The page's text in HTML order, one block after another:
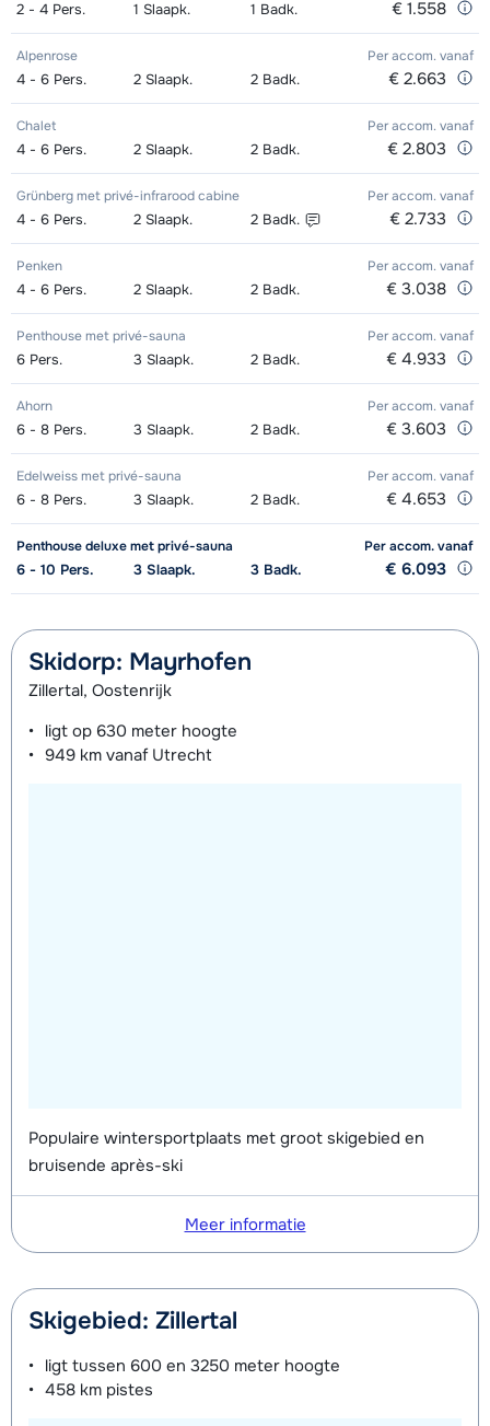
2 - 4 Pers. 1 Slaapk. 1 Badk. € 1.558
Alpenrose Per accom. vanaf
4 - 6 Pers. 2 Slaapk. 2 Badk. € 2.663
Chalet Per accom. vanaf
4 - 6 Pers. 2 Slaapk. 2 Badk. € 2.803
Grünberg met privé-infrarood cabine Per accom. vanaf
4 - 6 Pers. 2 Slaapk. 2 Badk. € 2.733
Penken Per accom. vanaf
4 - 6 Pers. 2 Slaapk. 2 Badk. € 3.038
Penthouse met privé-sauna Per accom. vanaf
6 Pers. 3 Slaapk. 2 Badk. € 4.933
Ahorn Per accom. vanaf
6 - 8 Pers. 3 Slaapk. 2 Badk. € 3.603
Edelweiss met privé-sauna Per accom. vanaf
6 - 8 Pers. 3 Slaapk. 2 Badk. € 4.653
Penthouse deluxe met privé-sauna Per accom.vanaf
6 - 10 Pers. 3 Slaapk. 3 Badk. € 6.093
Skidorp: Mayrhofen
Zillertal, Oostenrijk
ligt op 630 meter hoogte
949 km vanaf Utrecht
Populaire wintersportplaats met groot skigebied en
bruisende après-ski
Meer informatie
Skigebied: Zillertal
ligt tussen 600 en 3250 meter hoogte
458 km pistes